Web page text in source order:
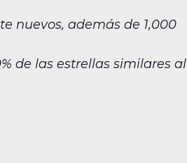
nuevos, además de 1,000
de las estrellas similares al